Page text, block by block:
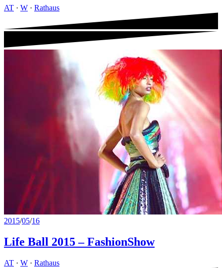
AT · W · Rathaus
2015/05/16
Life Ball 2015 – FashionShow
AT · W · Rathaus